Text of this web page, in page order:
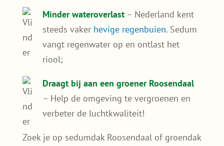
van een sedumdak in Roosendaal écht
gemak.
Bespaar op energiekosten– Een
sedumdak houdt je woning koeler in de
zomer waardoor je minder hoeft te
koelen;
Bescherm je dak– Verleng de
levensduur van je dakbedekking door